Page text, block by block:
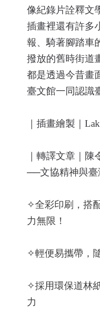
像紀錄片詮釋文
插畫裡還有許多
報、騎著腳踏車
撥放的舊時街道
都是透過今昔畫
臺文館一同認識
｜插畫繪製｜
｜轉譯文章｜ 陳
──文協精神與臺
✧全彩印刷，搭
力無限！
✧輕便易攜帶，
✧採用環保道林
力